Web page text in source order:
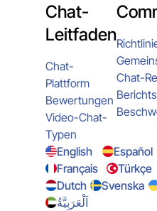
Chat-
Leitfaden
Chat-
Plattform
Bewertungen
Video-Chat-
Typen
Chat-
English Español
Français
Türkçe
Dutch
Svenska
اَلْعَرَبِيَّةُ